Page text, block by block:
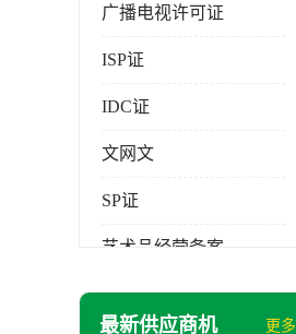
广播电视许可证
ISP证
IDC证
文网文
SP证
艺术品经营备案
最新供应商机 更多